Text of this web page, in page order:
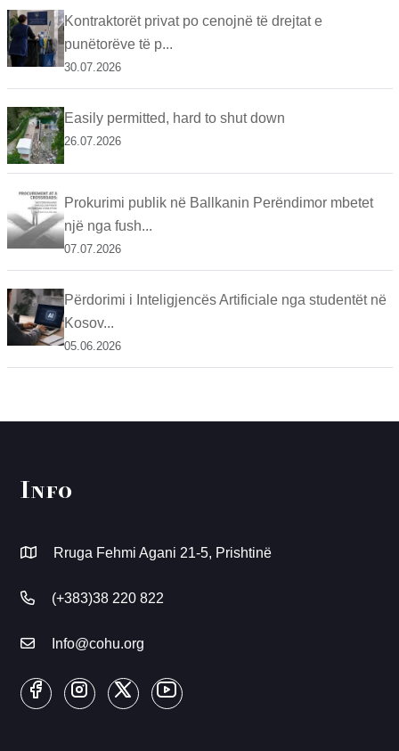
Kontraktorët privat po cenojnë të drejtat e
punëtorëve të p...
30.07.2026
Easily permitted, hard to shut down
26.07.2026
Prokurimi publik në Ballkanin Perëndimor mbetet
një nga fush...
07.07.2026
Përdorimi i Inteligjencës Artificiale nga studentët në
Kosov...
05.06.2026
Info
Rruga Fehmi Agani 21-5, Prishtinë
(+383)38 220 822
Info@cohu.org